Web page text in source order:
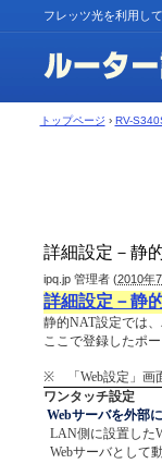
フレッツ光を利用し
トップページ › RV-
詳細設定－静
ipq.jp 管理者 (2010年
詳細設定－静
静的NAT設定では
ここで登録したポ
※ 「Web設定」画
ワンタッチ設定
Webサーバを外部
LAN側に設置した
Webサーバとして